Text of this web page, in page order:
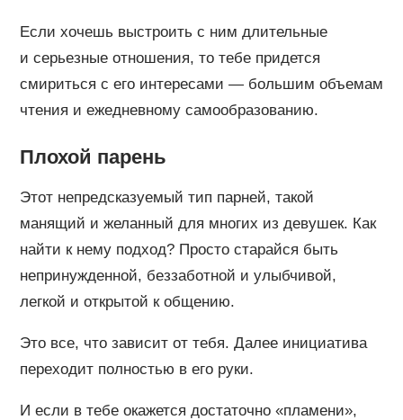
Если хочешь выстроить с ним длительные
и серьезные отношения, то тебе придется
смириться с его интересами — большим объемам
чтения и ежедневному самообразованию.
Плохой парень
Этот непредсказуемый тип парней, такой
манящий и желанный для многих из девушек. Как
найти к нему подход? Просто старайся быть
непринужденной, беззаботной и улыбчивой,
легкой и открытой к общению.
Это все, что зависит от тебя. Далее инициатива
переходит полностью в его руки.
И если в тебе окажется достаточно «пламени»,